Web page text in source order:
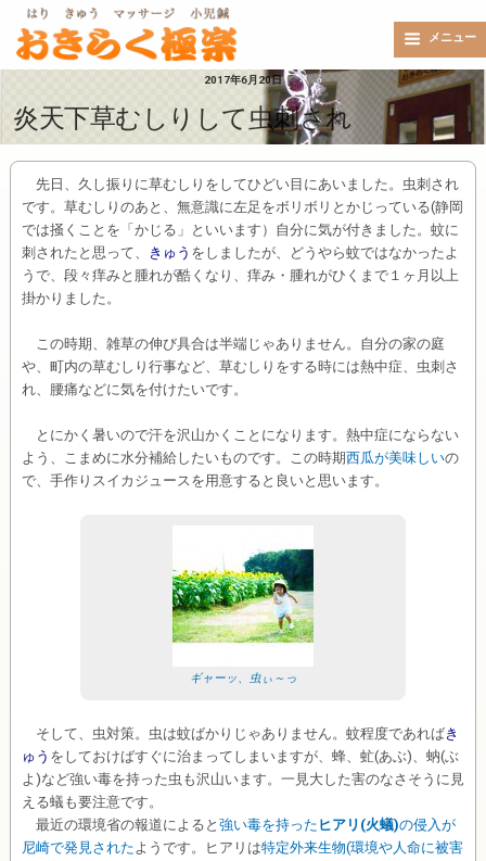
メニュー
2017年6月20日
炎天下草むしりして虫刺され
先日、久し振りに草むしりをしてひどい目にあいました。虫刺され
です。草むしりのあと、無意識に左足をボリボリとかじっている(静岡
では掻くことを「かじる」といいます）自分に気が付きました。蚊に
刺されたと思って、
きゅう をしましたが、どうやら蚊ではなかったよ
うで、段々痒みと腫れが酷くなり、痒み・腫れがひくまで１ヶ月以上
掛かりました。
この時期、雑草の伸び具合は半端じゃありません。自分の家の庭
や、町内の草むしり行事など、草むしりをする時には熱中症、虫刺さ
れ、腰痛などに気を付けたいです。
とにかく暑いので汗を沢山かくことになります。熱中症にならない
よう、こまめに水分補給したいものです。この時期西瓜が美味しいの
で、手作りスイカジュースを用意すると良いと思います。
ギャーッ、虫ぃ～っ
そして、虫対策。虫は蚊ばかりじゃありません。蚊程度であればき
ゅう をしておけばすぐに治まってしまいますが、蜂、虻(あぶ)、蚋(ぶ
よ)など強い毒を持った虫も沢山います。一見大した害のなさそうに見
える蟻も要注意です。
最近の環境省の報道によると 強い毒を持った ヒアリ(火蟻)の侵入が
尼崎で発見されたようです。ヒアリは特定外来生物(環境や人命に被害